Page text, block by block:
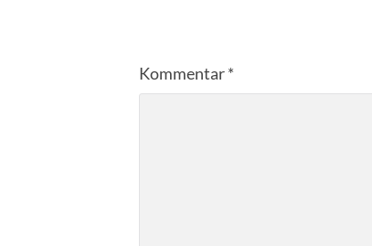
Kommentar*